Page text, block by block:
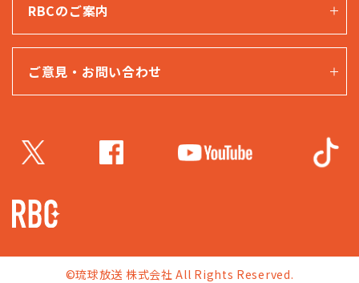
RBCのご案内
ご意見・お問い合わせ
©琉球放送 株式会社 All Rights Reserved.